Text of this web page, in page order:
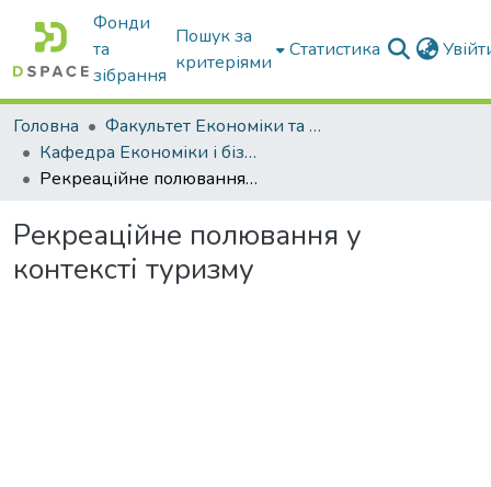
Фонди
та
зібрання
Пошук за
критеріями
Статистика
Головна
Факультет Економіки та бізнесу
Кафедра Економіки і бізнесу
Рекреаційне полювання у контексті туризму
Рекреаційне полювання у
контексті туризму